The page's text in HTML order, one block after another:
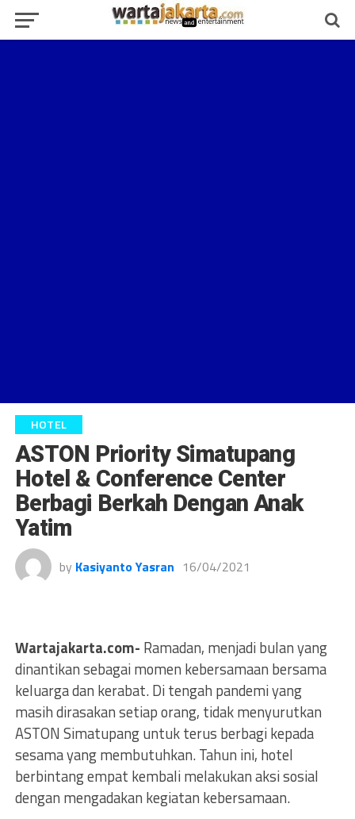
HOTEL
ASTON Priority Simatupang
Hotel & Conference Center
Berbagi Berkah Dengan Anak
Yatim
by Kasiyanto Yasran 16/04/2021
Wartajakarta.com- Ramadan, menjadi bulan yang
dinantikan sebagai momen kebersamaan bersama
keluarga dan kerabat. Di tengah pandemi yang
masih dirasakan setiap orang, tidak menyurutkan
ASTON Simatupang untuk terus berbagi kepada
sesama yang membutuhkan. Tahun ini, hotel
berbintang empat kembali melakukan aksi sosial
dengan mengadakan kegiatan kebersamaan.